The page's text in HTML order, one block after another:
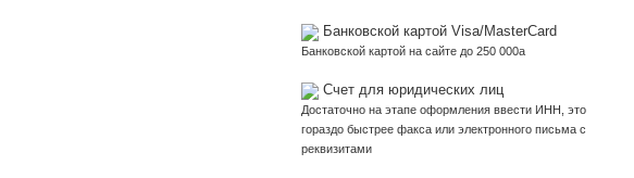
Банковской картой Visa/MasterCard
Банковской картой на сайте до 250 000a
Счет для юридических лиц
Достаточно на этапе оформления ввести ИНН, это
гораздо быстрее факса или электронного письма с
реквизитами